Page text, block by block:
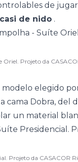
de
de nido .
Projeto da
modelo elegido
cama Dobra, del
un material
Projeto da CASACOR